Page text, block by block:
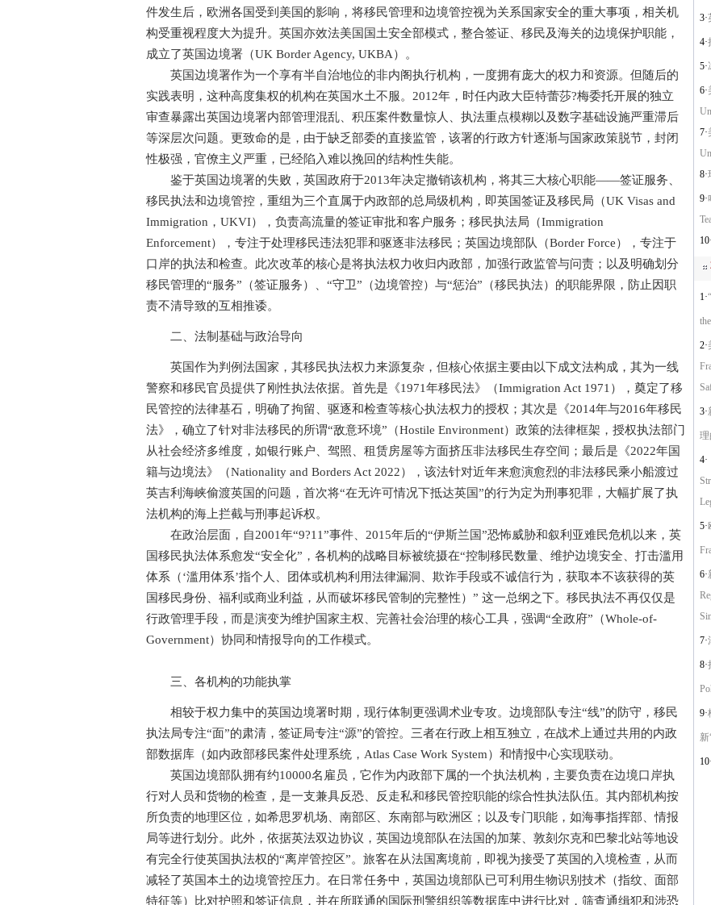
件发生后，欧洲各国受到美国的影响，将移民管理和边境管控视为关系国家安全的重大事项，相关机
构受重视程度大为提升。英国亦效法美国国土安全部模式，整合签证、移民及海关的边境保护职能，
成立了英国边境署（UK Border Agency, UKBA）。
英国边境署作为一个享有半自治地位的非内阁执行机构，一度拥有庞大的权力和资源。但随后的
实践表明，这种高度集权的机构在英国水土不服。2012年，时任内政大臣特蕾莎?梅委托开展的独立
审查暴露出英国边境署内部管理混乱、积压案件数量惊人、执法重点模糊以及数字基础设施严重滞后
等深层次问题。更致命的是，由于缺乏部委的直接监管，该署的行政方针逐渐与国家政策脱节，封闭
性极强，官僚主义严重，已经陷入难以挽回的结构性失能。
鉴于英国边境署的失败，英国政府于2013年决定撤销该机构，将其三大核心职能——签证服务、
移民执法和边境管控，重组为三个直属于内政部的总局级机构，即英国签证及移民局（UK Visas and
Immigration，UKVI），负责高流量的签证审批和客户服务；移民执法局（Immigration
Enforcement），专注于处理移民违法犯罪和驱逐非法移民；英国边境部队（Border Force），专注于
口岸的执法和检查。此次改革的核心是将执法权力收归内政部，加强行政监管与问责；以及明确划分
移民管理的“服务”（签证服务）、“守卫”（边境管控）与“惩治”（移民执法）的职能界限，防止因职
责不清导致的互相推诿。
二、法制基础与政治导向
英国作为判例法国家，其移民执法权力来源复杂，但核心依据主要由以下成文法构成，其为一线
警察和移民官员提供了刚性执法依据。首先是《1971年移民法》（Immigration Act 1971），奠定了移
民管控的法律基石，明确了拘留、驱逐和检查等核心执法权力的授权；其次是《2014年与2016年移民
法》，确立了针对非法移民的所谓“敌意环境”（Hostile Environment）政策的法律框架，授权执法部门
从社会经济多维度，如银行账户、驾照、租赁房屋等方面挤压非法移民生存空间；最后是《2022年国
籍与边境法》（Nationality and Borders Act 2022），该法针对近年来愈演愈烈的非法移民乘小船渡过
英吉利海峡偷渡英国的问题，首次将“在无许可情况下抵达英国”的行为定为刑事犯罪，大幅扩展了执
法机构的海上拦截与刑事起诉权。
在政治层面，自2001年“9?11”事件、2015年后的“伊斯兰国”恐怖威胁和叙利亚难民危机以来，英
国移民执法体系愈发“安全化”，各机构的战略目标被统摄在“控制移民数量、维护边境安全、打击滥用
体系（‘滥用体系’指个人、团体或机构利用法律漏洞、欺诈手段或不诚信行为，获取本不该获得的英
国移民身份、福利或商业利益，从而破坏移民管制的完整性）” 这一总纲之下。移民执法不再仅仅是
行政管理手段，而是演变为维护国家主权、完善社会治理的核心工具，强调“全政府”（Whole-of-
Government）协同和情报导向的工作模式。
三、各机构的功能执掌
相较于权力集中的英国边境署时期，现行体制更强调术业专攻。边境部队专注“线”的防守，移民
执法局专注“面”的肃清，签证局专注“源”的管控。三者在行政上相互独立，在战术上通过共用的内政
部数据库（如内政部移民案件处理系统，Atlas Case Work System）和情报中心实现联动。
英国边境部队拥有约10000名雇员，它作为内政部下属的一个执法机构，主要负责在边境口岸执
行对人员和货物的检查，是一支兼具反恐、反走私和移民管控职能的综合性执法队伍。其内部机构按
所负责的地理区位，如希思罗机场、南部区、东南部与欧洲区；以及专门职能，如海事指挥部、情报
局等进行划分。此外，依据英法双边协议，英国边境部队在法国的加莱、敦刻尔克和巴黎北站等地设
有完全行使英国执法权的“离岸管控区”。旅客在从法国离境前，即视为接受了英国的入境检查，从而
减轻了英国本土的边境管控压力。在日常任务中，英国边境部队已可利用生物识别技术（指纹、面部
特征等）比对护照和签证信息，并在所联通的国际刑警组织等数据库中进行比对，筛查通缉犯和涉恐
3·
4·
5·
6·
7·
8·
9·
10·
1·
2·
3·
4·
5·
6·
7·
8·
9·
新
10·